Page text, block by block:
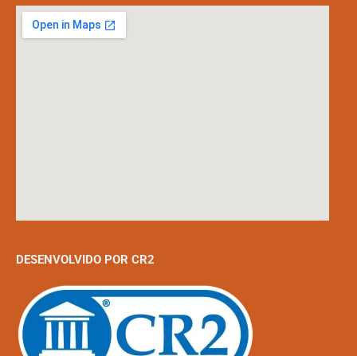
DESENVOLVIDO POR CR2